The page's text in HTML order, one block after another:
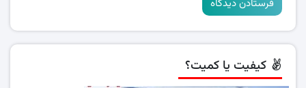
کیفیت یا کمیت؟